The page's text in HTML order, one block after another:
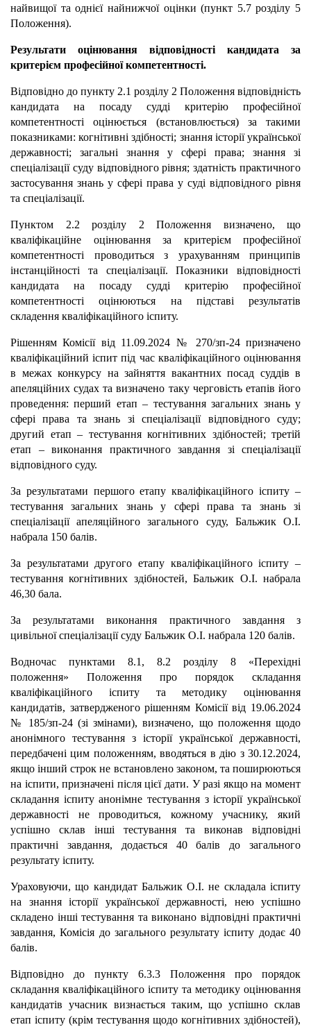
найвищої та однієї найнижчої оцінки (пункт 5.7 розділу 5
Положення).
Результати оцінювання відповідності кандидата за
критерієм професійної компетентності.
Відповідно до пункту 2.1 розділу 2 Положення відповідність
кандидата на посаду судді критерію професійної
компетентності оцінюється (встановлюється) за такими
показниками: когнітивні здібності; знання історії української
державності; загальні знання у сфері права; знання зі
спеціалізації суду відповідного рівня; здатність практичного
застосування знань у сфері права у суді відповідного рівня
та спеціалізації.
Пунктом 2.2 розділу 2 Положення визначено, що
кваліфікаційне оцінювання за критерієм професійної
компетентності проводиться з урахуванням принципів
інстанційності та спеціалізації. Показники відповідності
кандидата на посаду судді критерію професійної
компетентності оцінюються на підставі результатів
складення кваліфікаційного іспиту.
Рішенням Комісії від 11.09.2024 № 270/зп-24 призначено
кваліфікаційний іспит під час кваліфікаційного оцінювання
в межах конкурсу на зайняття вакантних посад суддів в
апеляційних судах та визначено таку черговість етапів його
проведення: перший етап – тестування загальних знань у
сфері права та знань зі спеціалізації відповідного суду;
другий етап – тестування когнітивних здібностей; третій
етап – виконання практичного завдання зі спеціалізації
відповідного суду.
За результатами першого етапу кваліфікаційного іспиту –
тестування загальних знань у сфері права та знань зі
спеціалізації апеляційного загального суду, Бальжик О.І.
набрала 150 балів.
За результатами другого етапу кваліфікаційного іспиту –
тестування когнітивних здібностей, Бальжик О.І. набрала
46,30 бала.
За результатами виконання практичного завдання з
цивільної спеціалізації суду Бальжик О.І. набрала 120 балів.
Водночас пунктами 8.1, 8.2 розділу 8 «Перехідні
положення» Положення про порядок складання
кваліфікаційного іспиту та методику оцінювання
кандидатів, затвердженого рішенням Комісії від 19.06.2024
№ 185/зп-24 (зі змінами), визначено, що положення щодо
анонімного тестування з історії української державності,
передбачені цим положенням, вводяться в дію з 30.12.2024,
якщо інший строк не встановлено законом, та поширюються
на іспити, призначені після цієї дати. У разі якщо на момент
складання іспиту анонімне тестування з історії української
державності не проводиться, кожному учаснику, який
успішно склав інші тестування та виконав відповідні
практичні завдання, додається 40 балів до загального
результату іспиту.
Ураховуючи, що кандидат Бальжик О.І. не складала іспиту
на знання історії української державності, нею успішно
складено інші тестування та виконано відповідні практичні
завдання, Комісія до загального результату іспиту додає 40
балів.
Відповідно до пункту 6.3.3 Положення про порядок
складання кваліфікаційного іспиту та методику оцінювання
кандидатів учасник визнається таким, що успішно склав
етап іспиту (крім тестування щодо когнітивних здібностей),